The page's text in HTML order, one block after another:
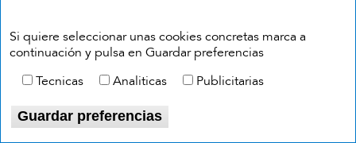
Si quiere seleccionar unas cookies concretas marca a
continuación y pulsa en Guardar preferencias
Tecnicas
Analiticas Publicitarias
Guardar preferencias
capacidad; y al nuevo trabajo propuesto por
el empresario.
Una vez teniendo dichos datos, se podría
prestado por la persona en situación de
discapacidad permanente total, y las